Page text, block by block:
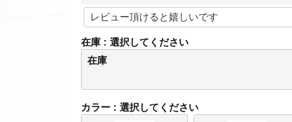
在庫
選択してください
在庫
カラー 選択してください